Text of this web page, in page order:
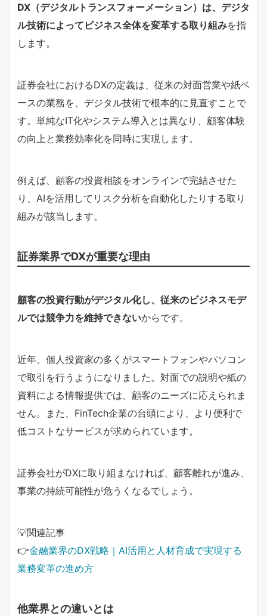
DX（デジタルトランスフォーメーション）は、デジタ
ル技術によってビジネス全体を変革する取り組みを指
します。
証券会社におけるDXの定義は、従来の対面営業や紙ベ
ースの業務を、デジタル技術で根本的に見直すことで
す。単純なIT化やシステム導入とは異なり、顧客体験
の向上と業務効率化を同時に実現します。
例えば、顧客の投資相談をオンラインで完結させた
り、AIを活用してリスク分析を自動化したりする取り
組みが該当します。
証券業界でDXが重要な理由
顧客の投資行動がデジタル化し、従来のビジネスモデ
ルでは競争力を維持できないからです。
近年、個人投資家の多くがスマートフォンやパソコン
で取引を行うようになりました。対面での説明や紙の
資料による情報提供では、顧客のニーズに応えられま
せん。また、FinTech企業の台頭により、より便利で
低コストなサービスが求められています。
証券会社がDXに取り組まなければ、顧客離れが進み、
事業の持続可能性が危うくなるでしょう。
💡関連記事
👉金融業界のDX戦略｜AI活用と人材育成で実現する
業務変革の進め方
他業界との違いとは